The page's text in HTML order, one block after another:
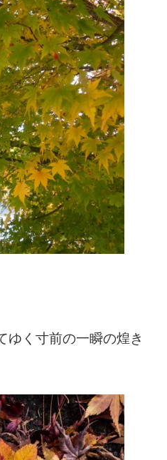
ゆく寸前の一瞬の煌き